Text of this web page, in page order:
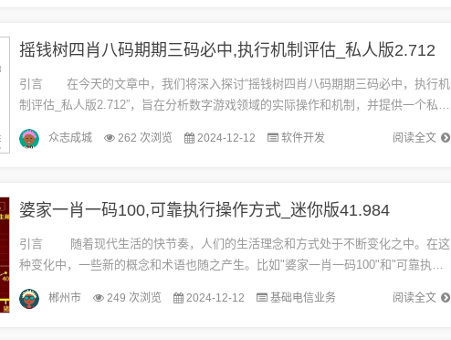
摇钱树四肖八码期期三码必中,执行机制评估_私人版2.712
引言 在今天的文章中，我们将深入探讨“摇钱树四肖八码期期三码必中，执行机
制评估_私人版2.712”，旨在分析数字游戏领域的实际操作和机制，并提供一个私人
定制版本的评估。本文将由多个章节组成，确保对每个主题进行详...
阅读全文
众志成城 262 次浏览 2024-12-12 软件开发
婆家一肖一码100,可靠执行操作方式_迷你版41.984
引言 随着现代生活的快节奏，人们的生活理念和方式处于不断变化之中。在这
种变化中，一些新的概念和术语也随之产生。比如"婆家一肖一码100"和"可靠执行
操作方式_迷你版41.984"就代表了一种...
阅读全文
郴州市 249 次浏览 2024-12-12 基础电信业务